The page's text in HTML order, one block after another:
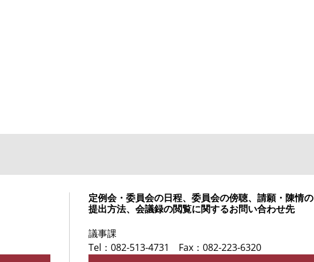
定例会・委員会の日程、委員会の傍聴、請願・陳情の
提出方法、会議録の閲覧に関するお問い合わせ先
議事課
Tel：082-513-4731
Fax：082-223-6320